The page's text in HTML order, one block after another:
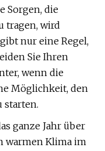
Sorgen, die
tragen, wird
nur eine Regel,
Sie Ihren
wenn die
Möglichkeit, den
starten.
ganze Jahr über
warmen Klima im